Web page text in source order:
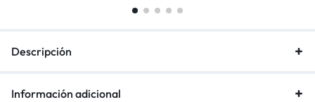
Descripción
Información adicional